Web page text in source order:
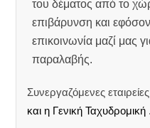
του δέματος από το
επιβάρυνση και
επικοινωνία μαζί μας
παραλαβής.
Συνεργαζόμενες
και η Γενική Ταχυδρομική .